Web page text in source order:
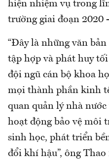
hiện nhiệm vụ trong
trường giai đoạn 2020
“Đây là những văn
tập hợp và phát huy
đội ngũ cán bộ khoa
mọi thành phần kinh
quan quản lý nhà
hoạt động bảo vệ môi
sinh học, phát triển
đổi khí hậu”, ông